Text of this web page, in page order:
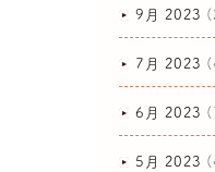
9月 2023
7月 2023
6月 2023
5月 2023